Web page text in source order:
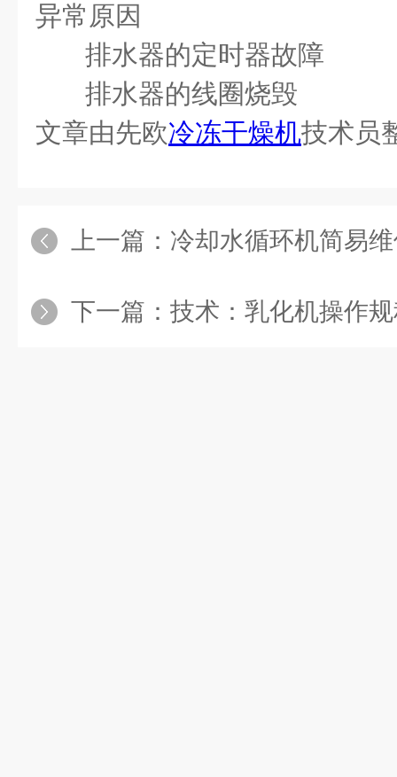
异常原因
排水器的定时器故
排水器的线圈烧
文章由先欧冷冻干燥机技术员
上一篇： 冷却水循环机简易
下一篇： 技术：乳化机操作